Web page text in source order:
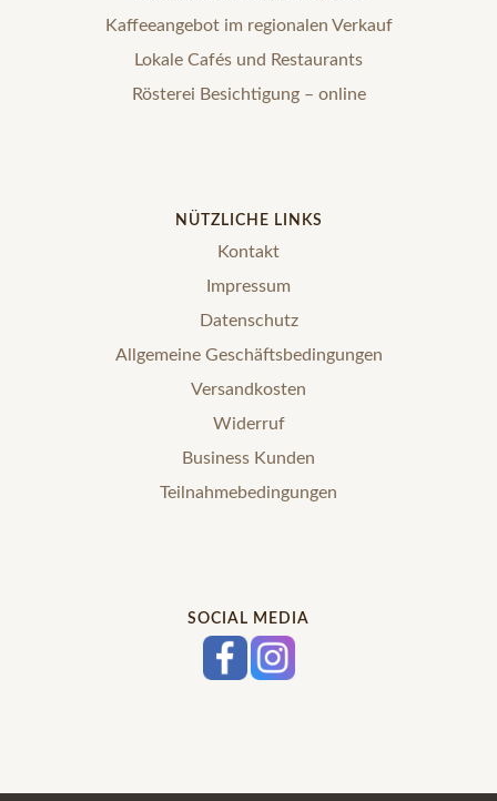
Kaffeeangebot im regionalen Verkauf
Lokale Cafés und Restaurants
Rösterei Besichtigung – online
NÜTZLICHE LINKS
Kontakt
Impressum
Datenschutz
Allgemeine Geschäftsbedingungen
Versandkosten
Widerruf
Business Kunden
Teilnahmebedingungen
SOCIAL MEDIA